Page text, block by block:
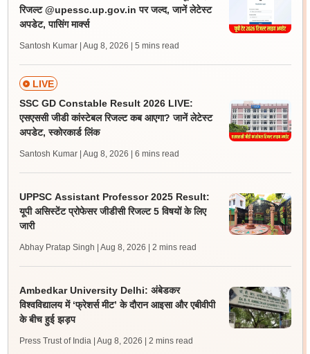
रिजल्ट @upessc.up.gov.in पर जल्द, जानें लेटेस्ट
अपडेट, पासिंग मार्क्स
Santosh Kumar | Aug 8, 2026 | 5 mins read
LIVE
SSC GD Constable Result 2026 LIVE:
एसएससी जीडी कांस्टेबल रिजल्ट कब आएगा? जानें लेटेस्ट
अपडेट, स्कोरकार्ड लिंक
Santosh Kumar | Aug 8, 2026 | 6 mins read
UPPSC Assistant Professor 2025 Result:
यूपी असिस्टेंट प्रोफेसर जीडीसी रिजल्ट 5 विषयों के लिए
जारी
Abhay Pratap Singh | Aug 8, 2026 | 2 mins read
Ambedkar University Delhi: अंबेडकर
विश्वविद्यालय में ‘फ्रेशर्स मीट’ के दौरान आइसा और एबीवीपी
के बीच हुई झड़प
Press Trust of India | Aug 8, 2026 | 2 mins read